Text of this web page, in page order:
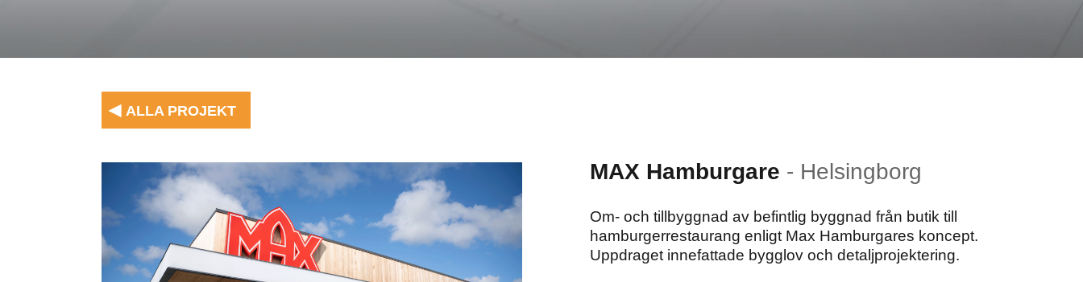
◂ ALLA PROJEKT
MAX Hamburgare - Helsingborg
Om- och tillbyggnad av befintlig byggnad från butik till
hamburgerrestaurang enligt Max Hamburgares koncept.
Uppdraget innefattade bygglov och detaljprojektering.
cookies går
fungera.
Upplevelse
För att vår
hemsida ska
prestera så